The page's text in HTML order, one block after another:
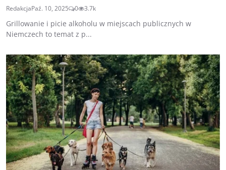
RedakcjaPaź. 10, 2025 0 3.7k
Grillowanie i picie alkoholu w miejscach publicznych w
Niemczech to temat z p...